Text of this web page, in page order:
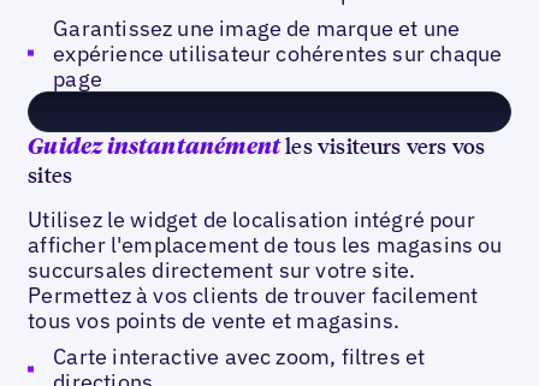
Garantissez une image de marque et une
expérience utilisateur cohérentes sur chaque
page
Guidez instantanémentles visiteurs vers vos
sites
Utilisez le widget de localisation intégré pour
afficher l'emplacement de tous les magasins ou
succursales directement sur votre site.
Permettez à vos clients de trouver facilement
tous vos points de vente et magasins.
Carte interactive avec zoom, filtres et